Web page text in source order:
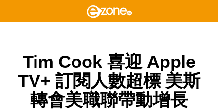
Tim Cook 喜迎 Apple
TV+ 訂閱人數超標 美斯
轉會美職聯帶動增長